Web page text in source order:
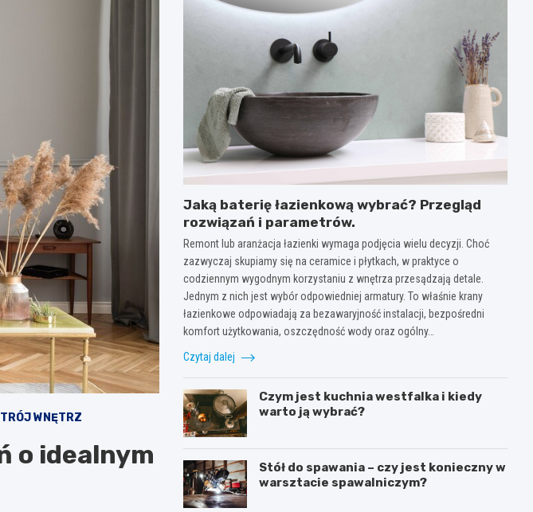
WNĘTRZ
o idealnym
Jaką baterię łazienkową wybrać? Przegląd
rozwiązań i parametrów.
Remont lub aranżacja łazienki wymaga podjęcia wielu decyzji. Choć
zazwyczaj skupiamy się na ceramice i płytkach, w praktyce o
codziennym wygodnym korzystaniu z wnętrza przesądzają detale.
Jednym z nich jest wybór odpowiedniej armatury. To właśnie krany
łazienkowe odpowiadają za bezawaryjność instalacji, bezpośredni
komfort użytkowania, oszczędność wody oraz ogólny…
Czytaj dalej
Czym jest kuchnia westfalka i kiedy
warto ją wybrać?
Stół do spawania – czy jest konieczny w
warsztacie spawalniczym?